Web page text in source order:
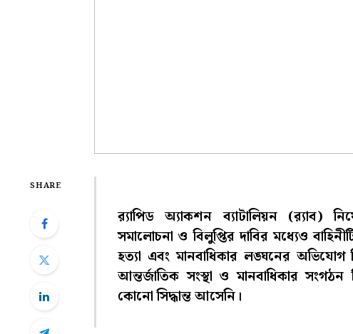
SHARE
র‍্যাপিড অ্যাকশন ব্যাটালিয়ন (র‍্যাব)
সমালোচনা ও বিলুপ্তির দাবির মধ্যেও
হত্যা এবং মানবাধিকার লঙ্ঘনের অভিযোগ
আন্তর্জাতিক সংস্থা ও মানবাধিকার
কোনো সিদ্ধান্ত আসেনি।